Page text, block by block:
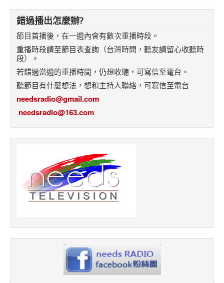
錯過播出怎麼辦?
節目首播後，在一週內會有數次重播時段。
重播時段請至節目表查詢（台灣時間，聽友請留心收聽時
段）。
若錯過當週的重播時間，仍想收聽，可寫信至電台。
聽節目有什麼想法，想和主持人聯絡，可寫信至電台
needsradio@gmail.com
needsradio@163.com